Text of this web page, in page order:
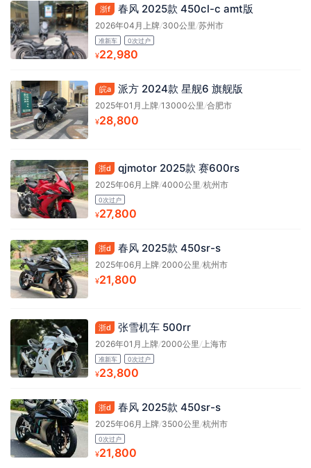
浙f 春风 2025款 450cl-c amt版
2026年04月上牌/300公里/苏州市
准新车 0次过户
¥22,980
皖a 派方 2024款 星舰6 旗舰版
2025年01月上牌/13000公里/合肥市
¥28,800
浙d qjmotor 2025款 赛600rs
2025年06月上牌/4000公里/杭州市
0次过户
¥27,800
浙d 春风 2025款 450sr-s
2025年06月上牌/2000公里 /杭州市
¥21,800
浙d 张雪机车 500rr
2026年01月上牌/2000公里 /上海市
准新车 0次过户
¥23,800
浙d 春风 2025款 450sr-s
2025年06月上牌/3500公里 /杭州市
0次过户
¥21,800